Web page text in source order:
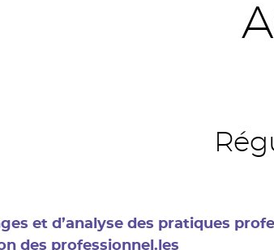
et d’analyse des pratiques
des professionnel.les